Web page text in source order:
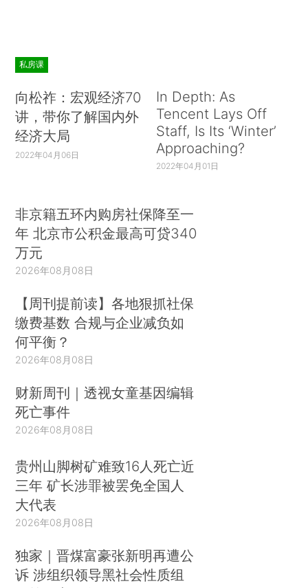
私房课
向松祚：宏观经济70
讲，带你了解国内外
经济大局
2022年04月06日
In Depth: As
Tencent Lays Off
Staff, Is Its ‘Winter’
Approaching?
2022年04月01日
非京籍五环内购房社保降至一
年 北京市公积金最高可贷340
万元
2026年08月08日
【周刊提前读】各地狠抓社保
缴费基数 合规与企业减负如
何平衡？
2026年08月08日
财新周刊｜透视女童基因编辑
死亡事件
2026年08月08日
贵州山脚树矿难致16人死亡近
三年 矿长涉罪被罢免全国人
大代表
2026年08月08日
独家｜晋煤富豪张新明再遭公
诉 涉组织领导黑社会性质组